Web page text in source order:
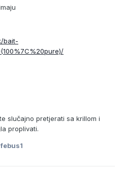
bait-
slučajno pretjerati sa krillom i
proplivati.